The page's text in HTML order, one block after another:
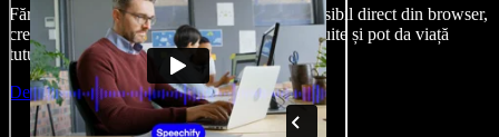
Fără curba clasică de învățare și cu totul accesibil direct din browser,
creatorii de conținut pot depăși limitele obișnuite și pot da viață
tuturor ideilor lor creative.
Deschide Studio